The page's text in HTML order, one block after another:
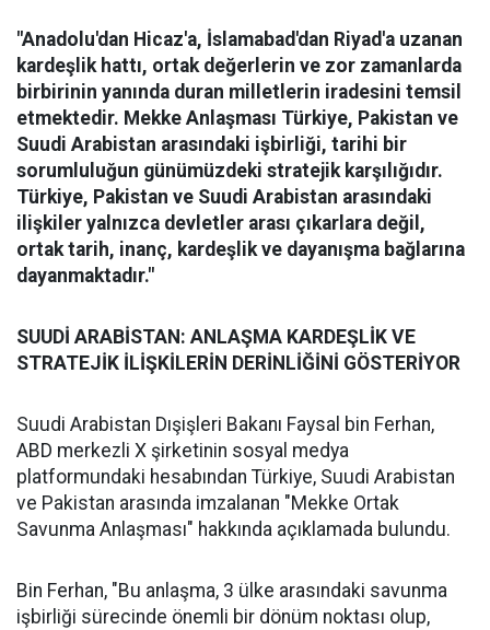
"Anadolu'dan Hicaz'a, İslamabad'dan Riyad'a uzanan
kardeşlik hattı, ortak değerlerin ve zor zamanlarda
birbirinin yanında duran milletlerin iradesini temsil
etmektedir. Mekke Anlaşması Türkiye, Pakistan ve
Suudi Arabistan arasındaki işbirliği, tarihi bir
sorumluluğun günümüzdeki stratejik karşılığıdır.
Türkiye, Pakistan ve Suudi Arabistan arasındaki
ilişkiler yalnızca devletler arası çıkarlara değil,
ortak tarih, inanç, kardeşlik ve dayanışma bağlarına
dayanmaktadır."
SUUDİ ARABİSTAN: ANLAŞMA KARDEŞLİK VE
STRATEJİK İLİŞKİLERİN DERİNLİĞİNİ GÖSTERİYOR
Suudi Arabistan Dışişleri Bakanı Faysal bin Ferhan,
ABD merkezli X şirketinin sosyal medya
platformundaki hesabından Türkiye, Suudi Arabistan
ve Pakistan arasında imzalanan "Mekke Ortak
Savunma Anlaşması" hakkında açıklamada bulundu.
Bin Ferhan, "Bu anlaşma, 3 ülke arasındaki savunma
işbirliği sürecinde önemli bir dönüm noktası olup,